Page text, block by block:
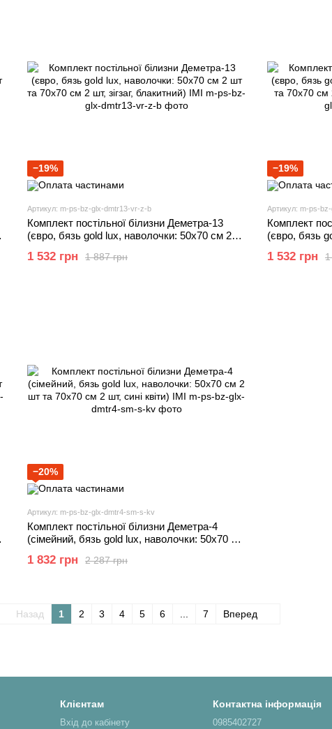
−19%
Артикул: m-ps-bz-glx-dmtr13-vr-z-b
Комплект постільної білизни Деметра-13
(євро, бязь gold lux, наволочки: 50х70 см 2
1 887 грн
1 532 грн
−19%
Артикул: m-ps-
Комплект
(євро, бязь
1 532 грн
−20%
Артикул: m-ps-bz-glx-dmtr4-sm-s-kv
Комплект постільної білизни Деметра-4
(сімейний, бязь gold lux, наволочки: 50х70 см
2 287 грн
1 832 грн
Назад 1 2 3 4 5 6 7 Вперед
Клієнтам
Вхід до кабінету
Контактна інформація
0985402727